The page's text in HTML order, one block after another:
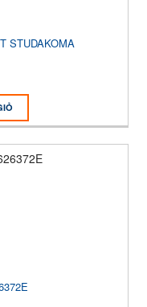
STUDAKOMA